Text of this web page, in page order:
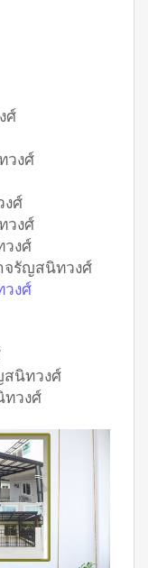
ศ์
วงศ์
งศ์
วงศ์
วงศ์
จรัญสนิทวงศ์
วงศ์
สนิทวงศ์
ทวงศ์